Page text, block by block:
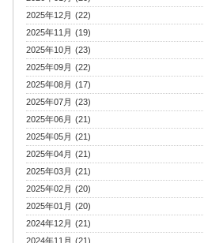
2025年12月 (22)
2025年11月 (19)
2025年10月 (23)
2025年09月 (22)
2025年08月 (17)
2025年07月 (23)
2025年06月 (21)
2025年05月 (21)
2025年04月 (21)
2025年03月 (21)
2025年02月 (20)
2025年01月 (20)
2024年12月 (21)
2024年11月 (21)